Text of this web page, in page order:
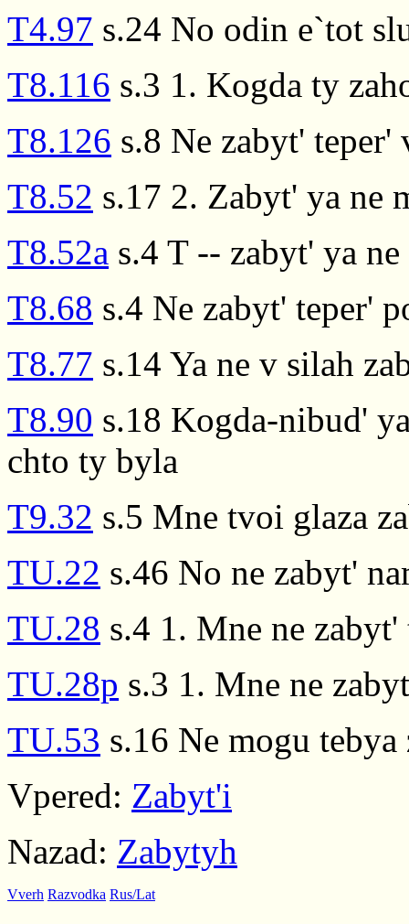
T4.97 s.24 No odin e`tot
T8.116 s.3 1. Kogda ty
T8.126 s.8 Ne zabyt'
T8.52 s.17 2. Zabyt' ya ne
T8.52a s.4 T -- zabyt' ya
T8.68 s.4 Ne zabyt' teper'
T8.77 s.14 Ya ne v silah
T8.90 s.18 Kogda-nibud'
chto ty byla
T9.32 s.5 Mne tvoi glaza
TU.22 s.46 No ne zabyt'
TU.28 s.4 1. Mne ne
TU.28p s.3 1. Mne ne
TU.53 s.16 Ne mogu tebya
Vpered: Zabyt'i
Nazad: Zabytyh
Vverh Razvodka Rus/Lat